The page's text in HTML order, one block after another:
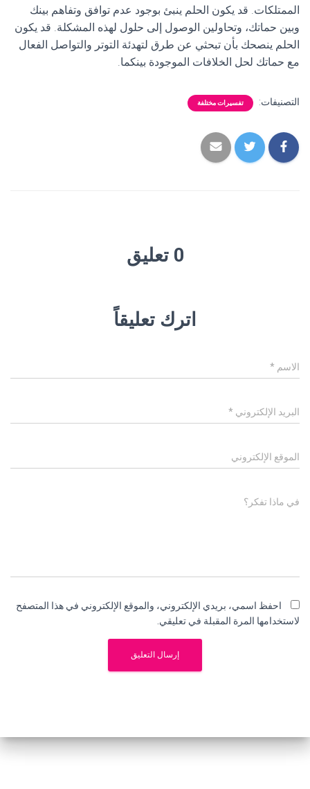
الممتلكات. قد يكون الحلم ينبئ بوجود عدم توافق وتفاهم بينك
وبين حماتك، وتحاولين الوصول إلى حلول لهذه المشكلة. قد يكون
الحلم ينصحك بأن تبحثي عن طرق لتهدئة التوتر والتواصل الفعال
مع حماتك لحل الخلافات الموجودة بينكما.
التصنيفات: تفسيرات مختلفة
0 تعليق
اترك تعليقاً
الاسم *
البريد الإلكتروني *
الموقع الإلكتروني
في ماذا تفكر؟
احفظ اسمي، بريدي الإلكتروني، والموقع الإلكتروني في هذا المتصفح
لاستخدامها المرة المقبلة في تعليقي.